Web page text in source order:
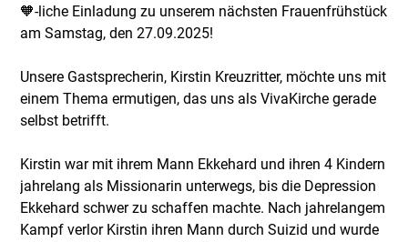
🧡-liche Einladung zu unserem nächsten Frauenfrühstück
am Samstag, den 27.09.2025!
Unsere Gastsprecherin, Kirstin Kreuzritter, möchte uns mit
einem Thema ermutigen, das uns als VivaKirche gerade
selbst betrifft.
Kirstin war mit ihrem Mann Ekkehard und ihren 4 Kindern
jahrelang als Missionarin unterwegs, bis die Depression
Ekkehard schwer zu schaffen machte. Nach jahrelangem
Kampf verlor Kirstin ihren Mann durch Suizid und wurde